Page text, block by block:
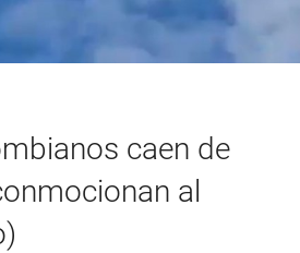
caen de
al